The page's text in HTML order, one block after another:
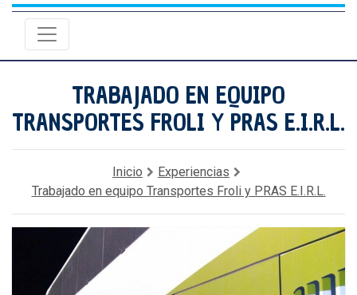
TRABAJADO EN EQUIPO
TRANSPORTES FROLI Y PRAS E.I.R.L.
Inicio
Experiencias
Trabajado en equipo Transportes Froli y PRAS E.I.R.L.